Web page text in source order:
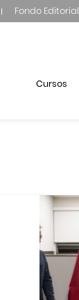
Fondo Editorial
Cursos